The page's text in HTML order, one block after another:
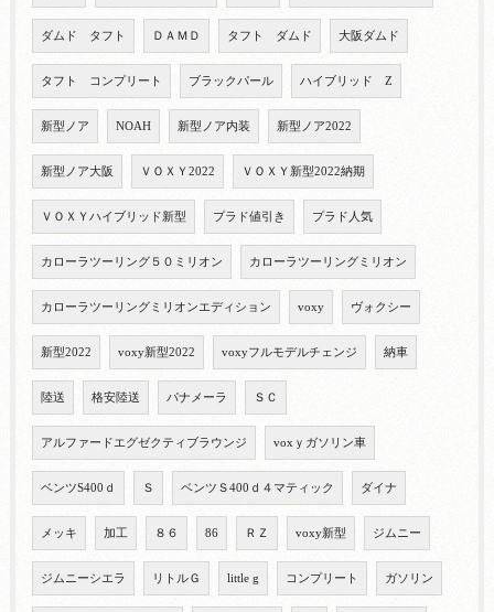
ダムド タフト ＤＡＭＤ タフト ダムド 大阪ダムド
タフト コンプリート ブラックパール ハイブリッド Z
新型ノア NOAH 新型ノア内装 新型ノア2022
新型ノア大阪 ＶＯＸＹ2022 ＶＯＸＹ新型2022納期
ＶＯＸＹハイブリッド新型 プラド値引き プラド人気
カローラツーリング５０ミリオン カローラツーリングミリオン
カローラツーリングミリオンエディション voxy ヴォクシー
新型2022 voxy新型2022 voxyフルモデルチェンジ 納車
陸送 格安陸送 パナメーラ ＳＣ
アルファードエグゼクティブラウンジ voxｙガソリン車
ベンツS400ｄ Ｓ ベンツＳ400ｄ４マティック ダイナ
メッキ 加工 ８６ 86 ＲＺ voxy新型 ジムニー
ジムニーシエラ リトルＧ little g コンプリート ガソリン